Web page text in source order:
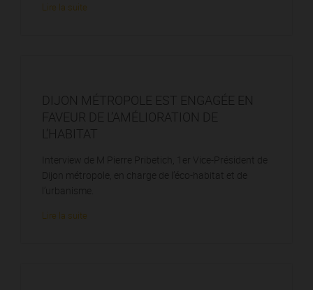
Lire la suite
DIJON MÉTROPOLE EST ENGAGÉE EN
FAVEUR DE L’AMÉLIORATION DE
L’HABITAT
Interview de M Pierre Pribetich, 1er Vice-Président de
Dijon métropole, en charge de l’éco-habitat et de
l’urbanisme.
Lire la suite